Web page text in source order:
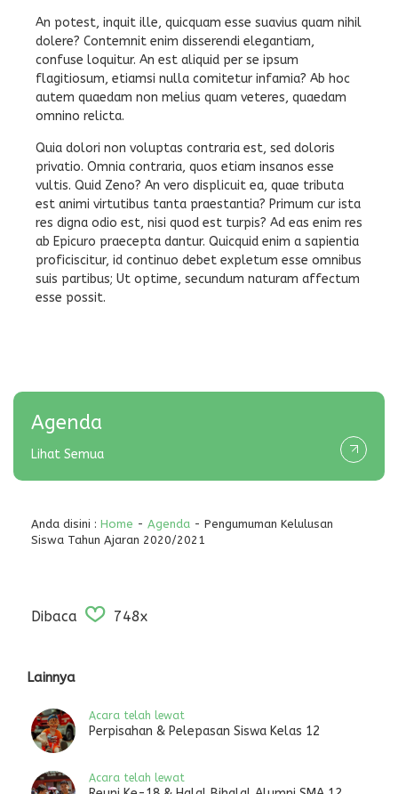
An potest, inquit ille, quicquam esse suavius quam nihil
dolere? Contemnit enim disserendi elegantiam,
confuse loquitur. An est aliquid per se ipsum
flagitiosum, etiamsi nulla comitetur infamia? Ab hoc
autem quaedam non melius quam veteres, quaedam
omnino relicta.
Quia dolori non voluptas contraria est, sed doloris
privatio. Omnia contraria, quos etiam insanos esse
vultis. Quid Zeno? An vero displicuit ea, quae tributa
est animi virtutibus tanta praestantia? Primum cur ista
res digna odio est, nisi quod est turpis? Ad eas enim res
ab Epicuro praecepta dantur. Quicquid enim a sapientia
proficiscitur, id continuo debet expletum esse omnibus
suis partibus; Ut optime, secundum naturam affectum
esse possit.
Agenda
Lihat Semua
Anda disini : Home - Agenda - Pengumuman Kelulusan
Siswa Tahun Ajaran 2020/2021
Dibaca 748x
Lainnya
Acara telah lewat
Perpisahan & Pelepasan Siswa Kelas 12
Acara telah lewat